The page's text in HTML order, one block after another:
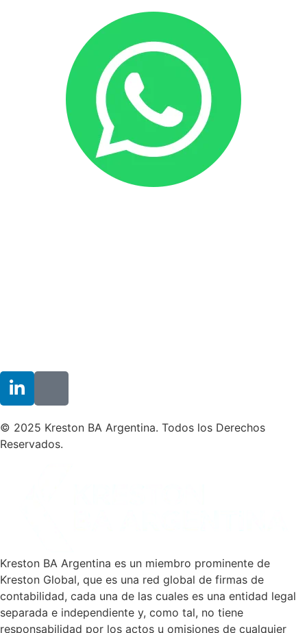
© 2025 Kreston BA Argentina. Todos los Derechos
Reservados.
Kreston BA Argentina es un miembro prominente de
Kreston Global, que es una red global de firmas de
contabilidad, cada una de las cuales es una entidad legal
separada e independiente y, como tal, no tiene
responsabilidad por los actos u omisiones de cualquier